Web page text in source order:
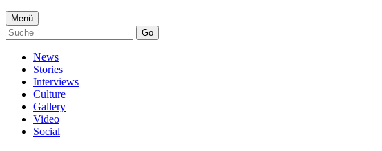
Menü
Go
News
Stories
Interviews
Culture
Gallery
Video
Social